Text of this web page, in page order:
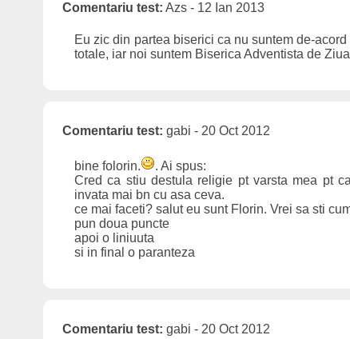
Comentariu test: Azs - 12 Ian 2013
Eu zic din partea biserici ca nu suntem de-
totale, iar noi suntem Biserica Adventista de
Comentariu test: gabi - 20 Oct 2012
bine folorin.
. Ai spus:
Cred ca stiu destula religie pt varsta mea pt
invata mai bn cu asa ceva.
ce mai faceti? salut eu sunt Florin. Vrei sa sti
pun doua puncte
apoi o liniuuta
si in final o paranteza
Comentariu test: gabi - 20 Oct 2012